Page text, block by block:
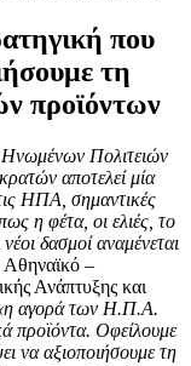
που
τη
προϊόντων
Πολιτειών
αποτελεί μία
ΗΠΑ, σημαντικές
η φέτα, οι ελιές, το
δασμοί αναμένεται
–
Ανάπτυξης και
αγορά των Η.Π.Α.
προϊόντα. Οφείλουμε
να αξιοποιήσουμε τη